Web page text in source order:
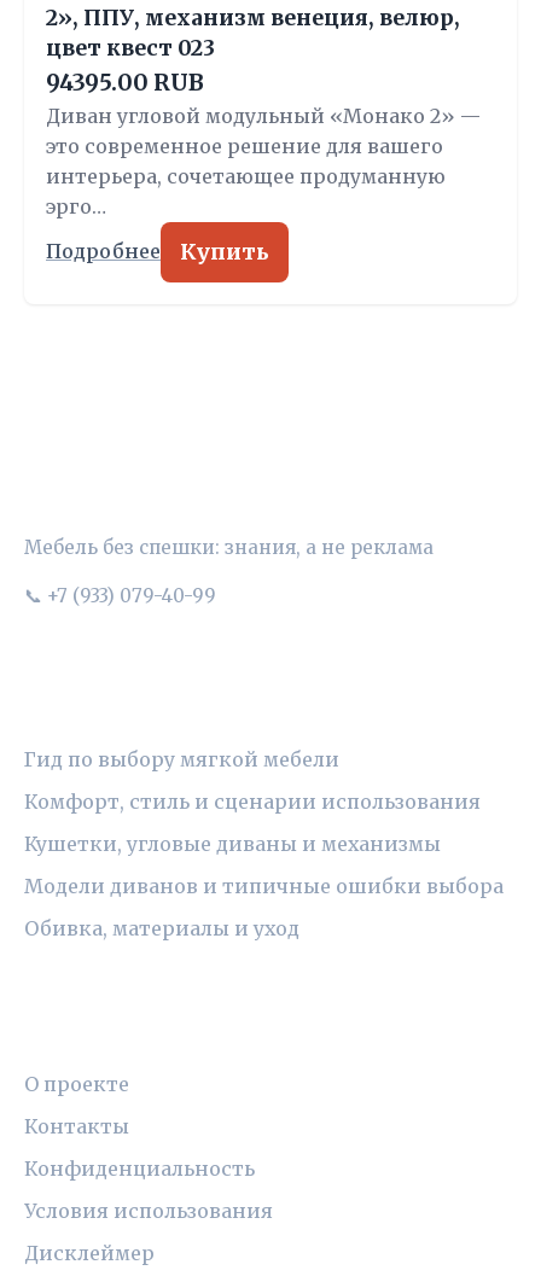
2», ППУ, механизм венеция, велюр,
цвет квест 023
94395.00 RUB
Диван угловой модульный «Монако 2» —
это современное решение для вашего
интерьера, сочетающее продуманную
эрго…
Подробнее Купить
Мебель без спешки: знания, а не реклама
📞 +7 (933) 079-40-99
Гид по выбору мягкой мебели
Комфорт, стиль и сценарии использования
Кушетки, угловые диваны и механизмы
Модели диванов и типичные ошибки выбора
Обивка, материалы и уход
О проекте
Контакты
Конфиденциальность
Условия использования
Дисклеймер